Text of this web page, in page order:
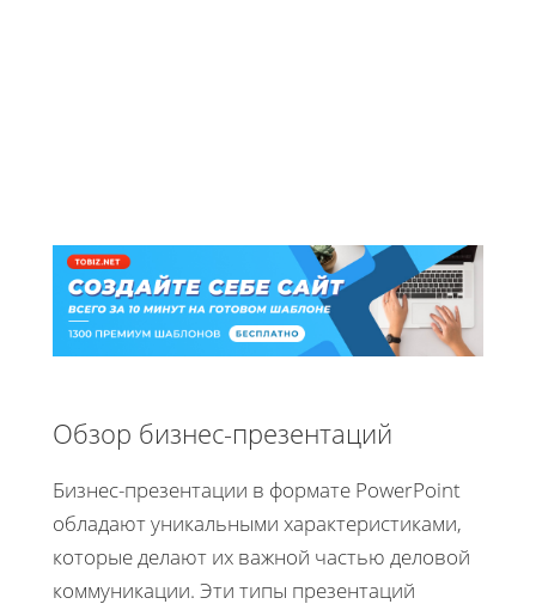
Обзор бизнес-презентаций
Бизнес-презентации в формате PowerPoint
обладают уникальными характеристиками,
которые делают их важной частью деловой
коммуникации. Эти типы презентаций